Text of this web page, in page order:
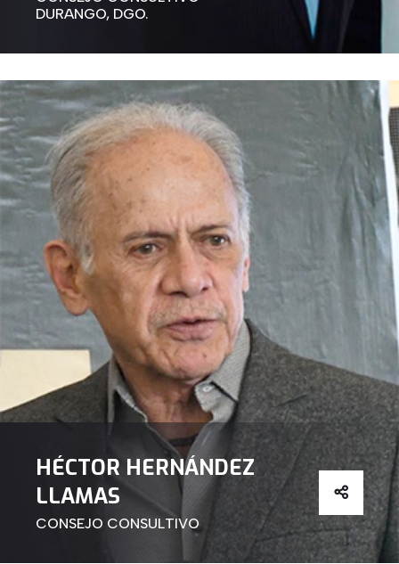
DURANGO, DGO.
HÉCTOR HERNÁNDEZ
LLAMAS
CONSEJO CONSULTIVO